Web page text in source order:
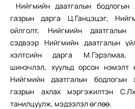
Нийгмийн даатгалын бодлогын
газрын дарга Ц.Ганцэцэг,
ойлголт, Нийгмийн даатгалын
сэдвээр Нийгмийн даатгалын
хэлтсийн дарга М.Гэрэлмаа,
шинэчлэл, хуульд орсон нэмэлт
Нийгмийн даатгалын бодлогын
газрын ахлах мэргэжилтэн
танилцуулж, мэдээлэл өглөө.